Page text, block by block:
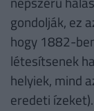
gondolják, ez
hogy 1882-
létesítsenek
helyiek, mind
eredeti ízeket).